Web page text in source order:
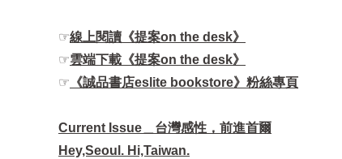
☞線上閱讀《提案on the desk》
☞雲端下載《提案on the desk》
☞ 《誠品書店eslite bookstore》粉絲專頁
Current Issue＿台灣感性，前進首爾
Hey,Seoul. Hi,Taiwan.